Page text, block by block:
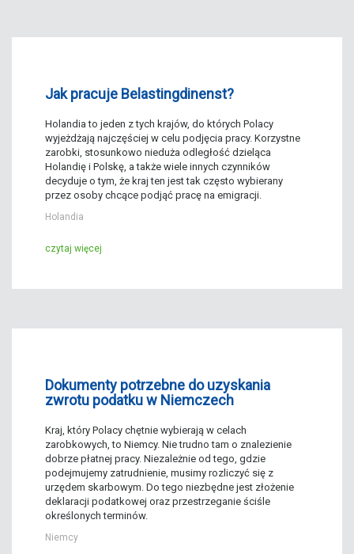
Jak pracuje Belastingdinenst?
Holandia to jeden z tych krajów, do których Polacy
wyjeżdżają najczęściej w celu podjęcia pracy. Korzystne
zarobki, stosunkowo nieduża odległość dzieląca
Holandię i Polskę, a także wiele innych czynników
decyduje o tym, że kraj ten jest tak często wybierany
przez osoby chcące podjąć pracę na emigracji.
Holandia
czytaj więcej
Dokumenty potrzebne do uzyskania
zwrotu podatku w Niemczech
Kraj, który Polacy chętnie wybierają w celach
zarobkowych, to Niemcy. Nie trudno tam o znalezienie
dobrze płatnej pracy. Niezależnie od tego, gdzie
podejmujemy zatrudnienie, musimy rozliczyć się z
urzędem skarbowym. Do tego niezbędne jest złożenie
deklaracji podatkowej oraz przestrzeganie ściśle
określonych terminów.
Niemcy